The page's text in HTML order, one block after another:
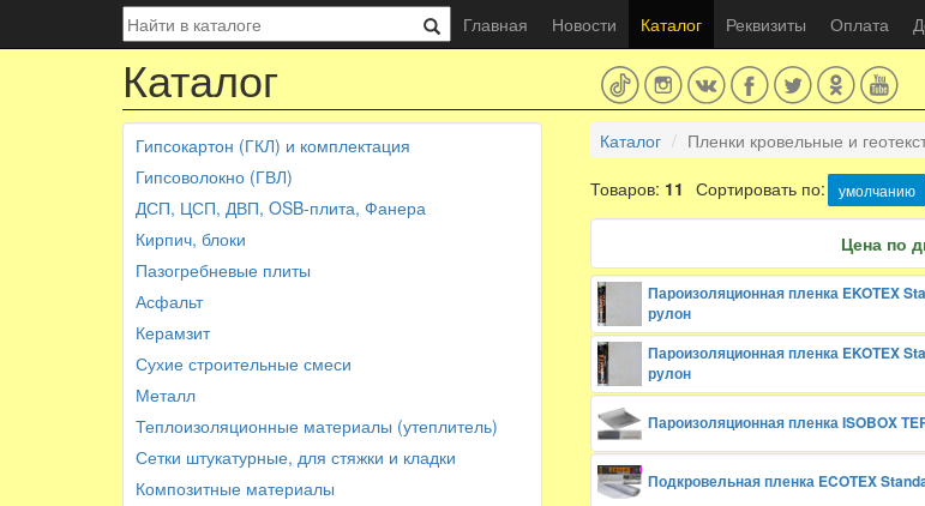
Главная Новости Каталог Реквизиты Оплата
Каталог
Гипсокартон (ГКЛ) и комплектация
Гипсоволокно (ГВЛ)
ДСП, ЦСП, ДВП, OSB-плита, Фанера
Кирпич, блоки
Пазогребневые плиты
Асфальт
Керамзит
Сухие строительные смеси
Металл
Теплоизоляционные материалы (утеплитель)
Сетки штукатурные, для стяжки и кладки
Композитные материалы
Каталог
Пленки кровельные и
Товаров: 11 Сортировать по: умолчанию
Цена по
Пароизоляционная пленка EKOTEX
рулон
Пароизоляционная пленка EKOTEX
рулон
Пароизоляционная пленка ISOBOX
Подкровельная пленка ECOTEX